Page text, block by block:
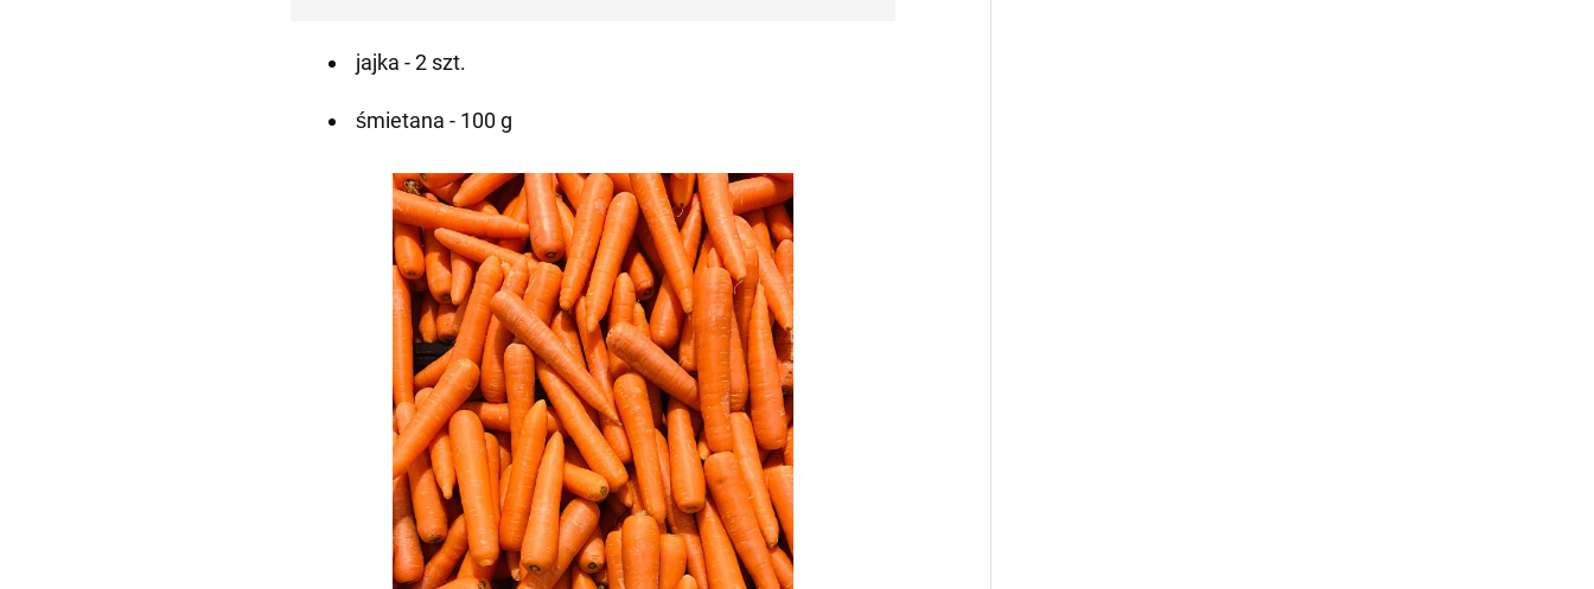
jajka - 2 szt.
śmietana - 100 g